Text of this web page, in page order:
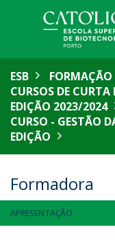
ESB
CURSOS DE
EDIÇÃO 2023/2024
CURSO - GESTÃO
EDIÇÃO
Formadora
APRESENTAÇÃO